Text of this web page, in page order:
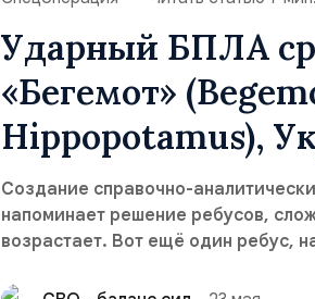
Ударный БПЛА
«Бегемот»
Hippopotamus),
Создание справочно-
напоминает решение ребусов,
возрастает. Вот ещё один ребус,